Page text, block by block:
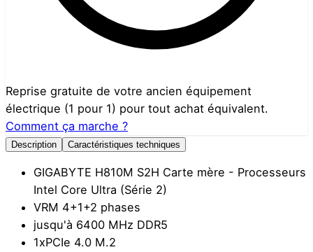
Reprise gratuite de votre ancien équipement
électrique (1 pour 1) pour tout achat équivalent.
Comment ça marche ?
Description Caractéristiques techniques
GIGABYTE H810M S2H Carte mère - Processeurs
Intel Core Ultra (Série 2)
VRM 4+1+2 phases
jusqu'à 6400 MHz DDR5
1xPCIe 4.0 M.2